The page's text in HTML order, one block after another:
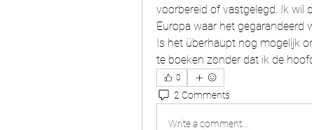
voorbereid of vastgelegd. Ik wil
Europa waar het gegarandeerd
Is het überhaupt nog mogelijk
te boeken zonder dat ik de
0
2 Comments
Write a comment...